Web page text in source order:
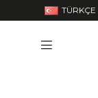
TÜRKÇE